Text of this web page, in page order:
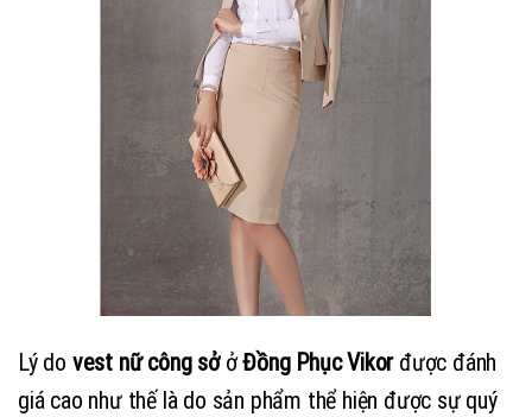
Lý do vest nữ công sởởĐồng Phục Vikorđược đánh
giá cao như thế là do sản phẩm thể hiện được sự quý